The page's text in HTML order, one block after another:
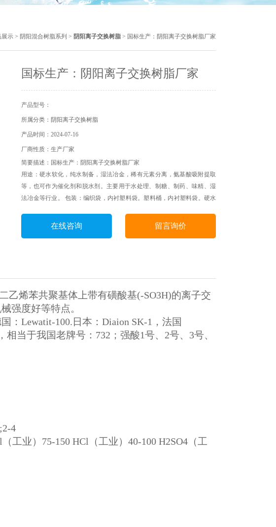
展示 > 阴阳混合树脂系列 > 阴阳离子交换树脂 > 国标生产：阴阳离子交换树脂厂家
国标生产：阴阳离子交换树脂厂家
产品型号：
所属分类：阴阳离子交换树脂
产品时间：2024-07-16
厂商性质：生产厂家
简要描述：国标生产：阴阳离子交换树脂厂家
用途：硬水软化，纯水制备，湿法冶金，稀有元素分离，氨基酸吸附提取
等，也可作为催化剂和脱水剂。主要用于水处理、制糖、制药、味精、湿
法冶金等行业。 包装：编织袋，内衬塑料袋。塑料桶，内衬塑料袋。硬水
为催化剂和脱水剂。主要用于水处理、制糖、制药、味精、
在线咨询 留言询价
乙烯苯共聚基体上带有磺酸基(-SO3H)的离子交
强度好等特点。
：Lewatit-100.日本：Diaion SK-1，法国
相当于我国老牌号：732；强酸1号、2号、3号、
4
工业）75-150 HCl（工业）40-100 H2SO4（工